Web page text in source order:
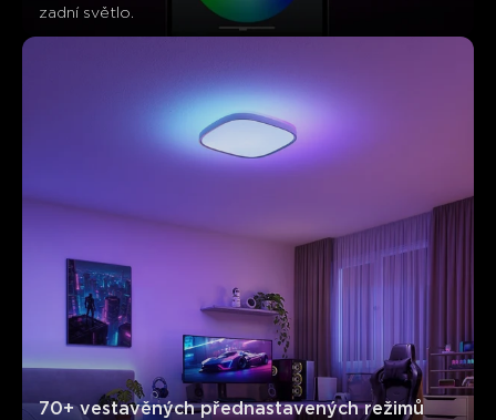
zadní světlo.
70+ vestavěných přednastavených režimů